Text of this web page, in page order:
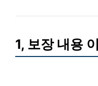
1, 보장 내용